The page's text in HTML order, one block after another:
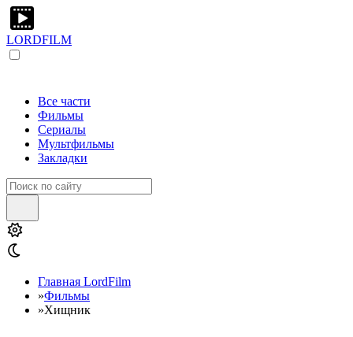
LORDFILM
Все части
Фильмы
Сериалы
Мультфильмы
Закладки
Главная LordFilm
»Фильмы
»Хищник